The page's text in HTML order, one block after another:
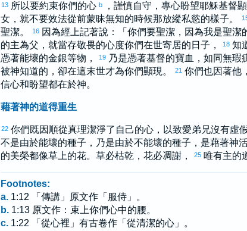
13 所以要約束你們的心 b ，謹慎自守，專心盼望耶穌基督
女，就不要效法從前蒙昧無知的時候那放縱私慾的樣子。
聖潔。
16 因為經上記著說：「你們要聖潔，因為我是聖潔
的主為父，就當存敬畏的心度你們在世寄居的日子，
18 知
憑著能壞的金銀等物，
19 乃是憑著基督的寶血，如同無瑕
被神知道的，卻在這末世才為你們顯現。
21 你們也因著他
信心和盼望都在於神。
藉著神的道得重生
22 你們既因順從真理潔淨了自己的心，以致愛弟兄沒有虛
不是由於能壞的種子，乃是由於不能壞的種子，是藉著神
的美榮都像草上的花。草必枯乾，花必凋謝，
25 唯有主的
Footnotes:
a. 1:12 「傳講」原文作「服侍」。
b. 1:13 原文作：束上你們心中的腰。
c. 1:22 「從心裡」有古卷作「從清潔的心」。